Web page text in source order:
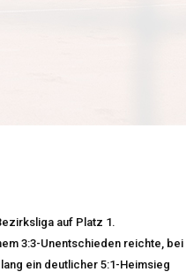
auf Platz 1.
3:3-Unentschieden reichte, bei
ein deutlicher 5:1-Heimsieg